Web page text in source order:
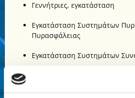
Γεννήτριες, εγκατάσταση
Εγκατάσταση Συστημάτων
Πυρασφάλειας
Εγκατάσταση Συστημάτων
Εγκατάσταση Συστημάτων